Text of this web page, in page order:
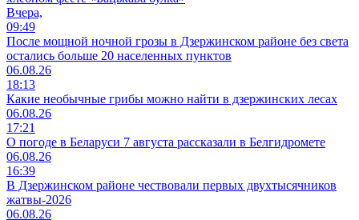
Вчера,
09:49
После мощной ночной грозы в Дзержинском районе без света
остались больше 20 населенных пунктов
06.08.26
18:13
Какие необычные грибы можно найти в дзержинских лесах
06.08.26
17:21
О погоде в Беларуси 7 августа рассказали в Белгидромете
06.08.26
16:39
В Дзержинском районе чествовали первых двухтысячников
жатвы-2026
06.08.26